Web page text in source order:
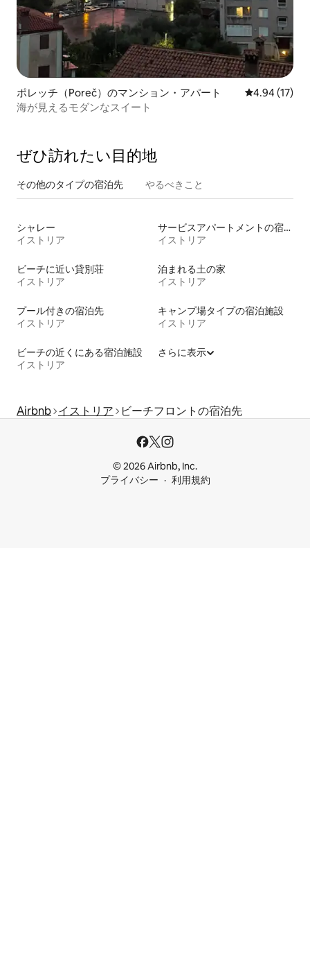
ポレッチ（Poreč）のマンション・アパート レビュー17
4.94 (17)
海が見えるモダンなスイート
ぜひ訪⁠れ⁠た⁠い目⁠的⁠地
その他のタ⁠イ⁠プ⁠の宿⁠泊⁠先 やるべきこと
シャレー
イストリア
サービスアパートメントの宿泊施設
イストリア
ビーチに近い貸別荘
イストリア
泊まれる土の家
イストリア
プール付きの宿泊先
イストリア
キャンプ場タイプの宿泊施設
イストリア
ビーチの近くにある宿泊施設
イストリア
さらに表示
Airbnb イストリア ビーチフロントの宿泊先
© 2026 Airbnb, Inc.
プライバシー
利用規約